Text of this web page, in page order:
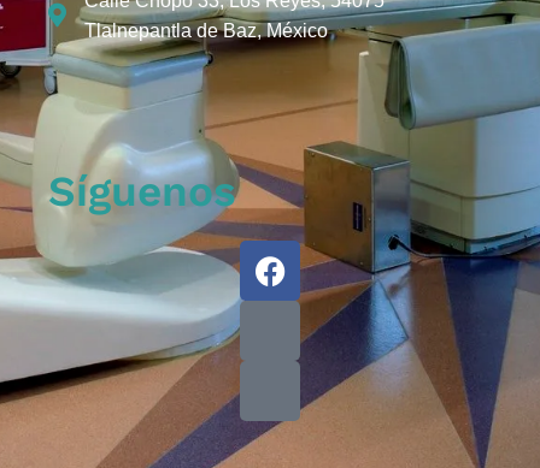
Tlalnepantla de Baz, México
Síguenos